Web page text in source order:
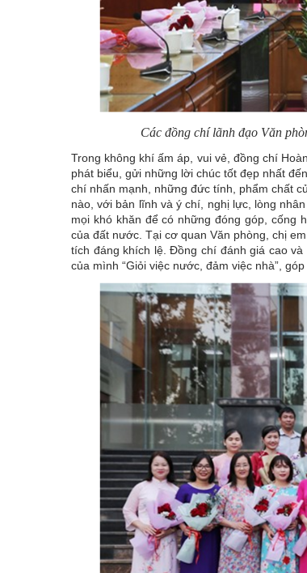
Các đồng chí lãnh đạo Văn
Trong không khí ấm áp, vui vẻ, đồng chí
phát biểu, gửi những lời chúc tốt đẹp nhất
chí nhấn mạnh, những đức tính, phẩm chất
nào, với bản lĩnh và ý chí, nghị lực, lòng
mọi khó khăn để có những đóng góp, cống
của đất nước. Tại cơ quan Văn phòng, chị
tích đáng khích lệ. Đồng chí đánh giá cao
của mình “Giỏi việc nước, đảm việc nhà”,